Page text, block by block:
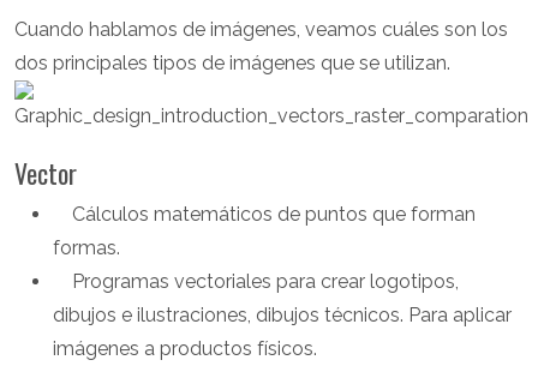
Cuando hablamos de imágenes, veamos cuáles son los
dos principales tipos de imágenes que se utilizan.
Vector
Cálculos matemáticos de puntos que forman
formas.
Programas vectoriales para crear logotipos,
dibujos e ilustraciones, dibujos técnicos. Para aplicar
imágenes a productos físicos.